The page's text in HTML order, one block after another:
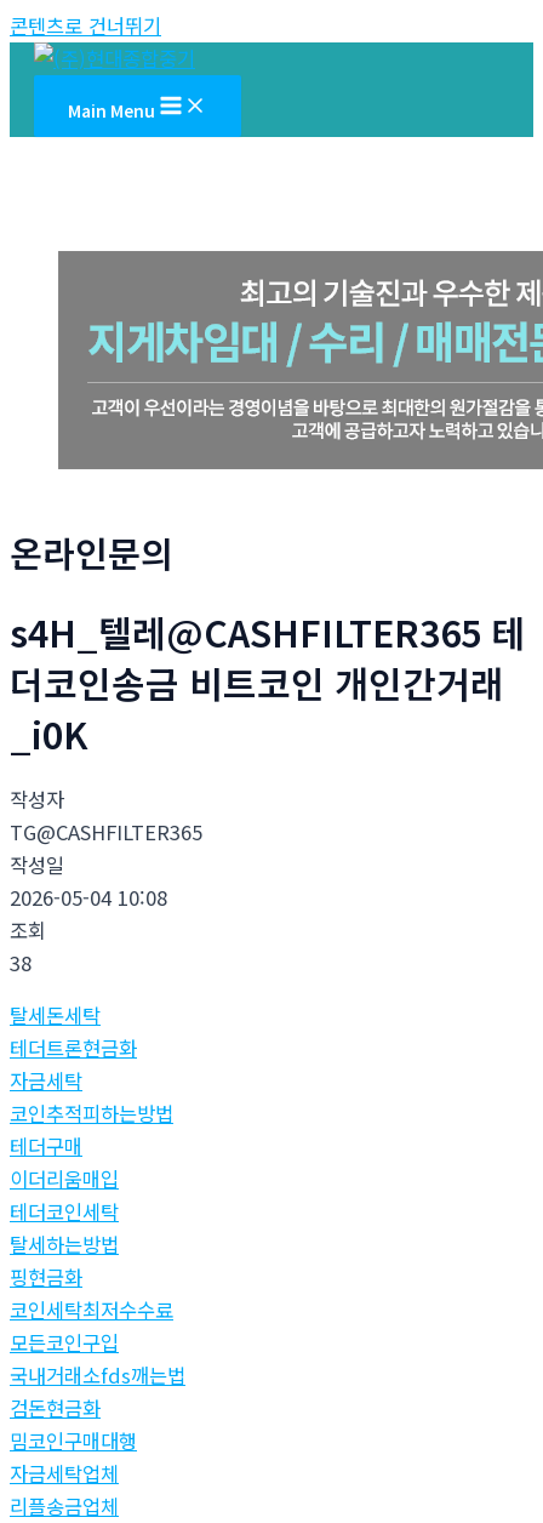
콘텐츠로 건너뛰기
Main Menu
온라인문의
s4H_텔레@CASHFILTER365 테
더코인송금 비트코인 개인간거래
_i0K
작성자
TG@CASHFILTER365
작성일
2026-05-04 10:08
조회
38
탈세돈세탁
테더트론현금화
자금세탁
코인추적피하는방법
테더구매
이더리움매입
테더코인세탁
탈세하는방법
핑현금화
코인세탁최저수수료
모든코인구입
국내거래소fds깨는법
검돈현금화
밈코인구매대행
자금세탁업체
리플송금업체